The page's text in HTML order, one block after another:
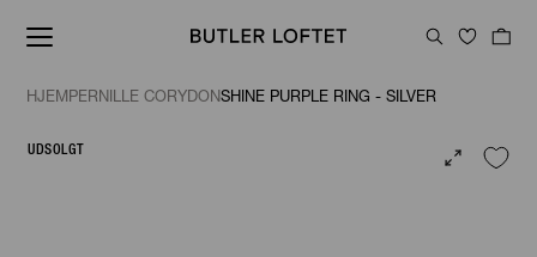
HJEMPERNILLE CORYDONSHINE PURPLE RING - SILVER
UDSOLGT